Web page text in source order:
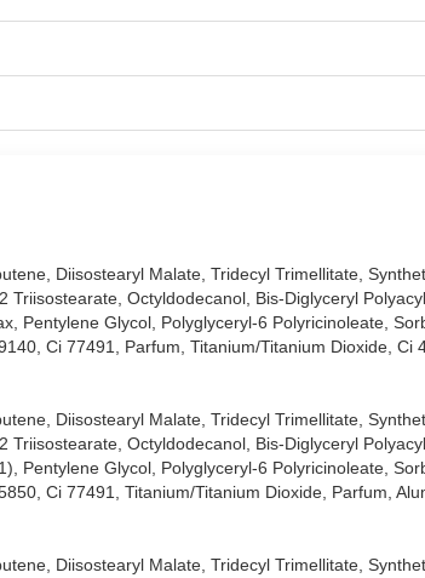
3 tone chính:
Diisostearyl Malate, Tridecyl Trimellitate,
Octyldodecanol, Bis-Diglyceryl
Pentylene Glycol, Polyglyceryl-6 Polyricinoleate,
Ci 77491, Parfum, Titanium/Titanium Dioxide, Ci
Diisostearyl Malate, Tridecyl Trimellitate,
Octyldodecanol, Bis-Diglyceryl
Pentylene Glycol, Polyglyceryl-6 Polyricinoleate,
Ci 77491, Titanium/Titanium Dioxide, Parfum,
Diisostearyl Malate, Tridecyl Trimellitate,